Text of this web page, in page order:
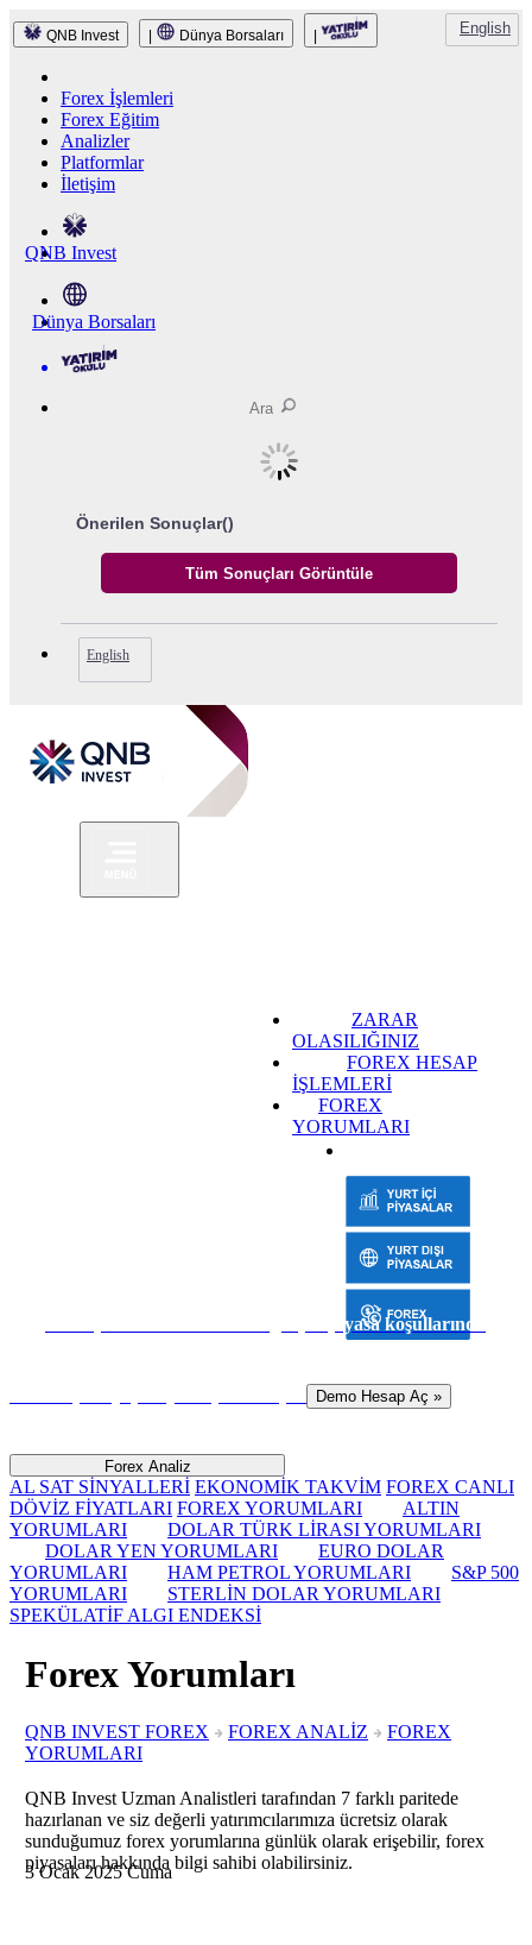
QNB Invest Dünya Borsaları English
Forex İşlemleri
Forex Eğitim
Analizler
Platformlar
İletişim
QNB Invest
Dünya Borsaları
Önerilen Sonuçlar()
English
ZARAR
OLASILIĞINIZ
FOREX HESAP
İŞLEMLERİ
FOREX
YORUMLARI
Sanal para ile risk almadan gerçek piyasa koşullarında
Demo Hesap Aç »
Forex Analiz
AL SAT SİNYALLERİ EKONOMİK TAKVİM FOREX CANLI
DÖVİZ FİYATLARI FOREX YORUMLARI
ALTIN
YORUMLARI
DOLAR TÜRK LİRASI YORUMLARI
DOLAR YEN YORUMLARI
EURO DOLAR
YORUMLARI
HAM PETROL YORUMLARI
S&P 500
YORUMLARI
STERLİN DOLAR YORUMLARI
SPEKÜLATİF ALGI ENDEKSİ
Forex Yorumları
QNB INVEST FOREX FOREX ANALİZ
FOREX
YORUMLARI
QNB Invest Uzman Analistleri tarafından 7 farklı paritede
hazırlanan ve siz değerli yatırımcılarımıza ücretsiz olarak
sunduğumuz forex yorumlarına günlük olarak erişebilir, forex
piyasaları hakkında bilgi sahibi olabilirsiniz.
3Ocak2025Cuma